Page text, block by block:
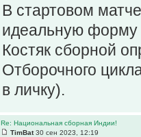
В стартовом
идеальную форму
Костяк сборной
Отборочного
в личку).
Re: Национальная сборная Индии!
TimBat30 сен 2023, 12:19